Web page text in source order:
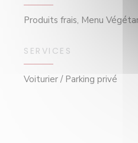
Produits frais, Menu
SERVICES
Voiturier / Parking privé